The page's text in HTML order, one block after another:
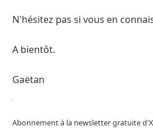
N'hésitez pas si vous en
A bientôt.
Gaëtan
Abonnement à la newsletter gratuite